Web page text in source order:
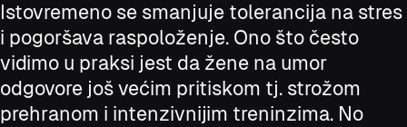
Istovremeno se smanjuje tolerancija na stres
i pogoršava raspoloženje. Ono što često
vidimo u praksi jest da žene na umor
odgovore još većim pritiskom tj. strožom
prehranom i intenzivnijim treninzima. No